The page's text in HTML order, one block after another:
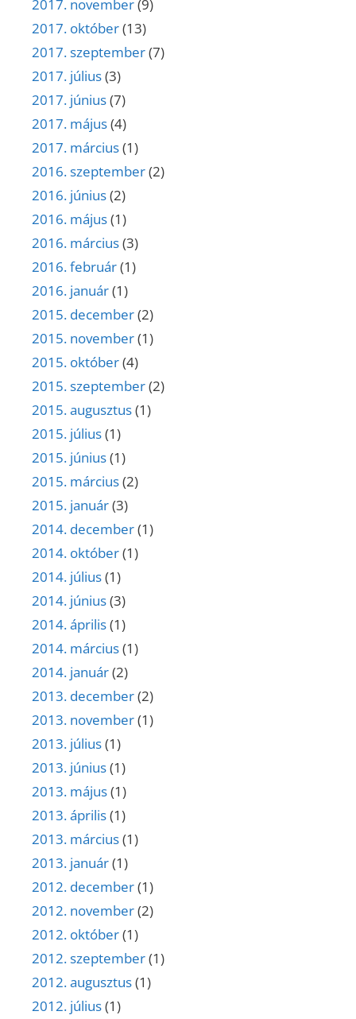
2017. november(9)
2017. október(13)
2017. szeptember(7)
2017. július(3)
2017. június(7)
2017. május(4)
2017. március(1)
2016. szeptember(2)
2016. június(2)
2016. május(1)
2016. március(3)
2016. február(1)
2016. január(1)
2015. december(2)
2015. november(1)
2015. október(4)
2015. szeptember(2)
2015. augusztus(1)
2015. július(1)
2015. június(1)
2015. március(2)
2015. január(3)
2014. december(1)
2014. október(1)
2014. július(1)
2014. június(3)
2014. április(1)
2014. március(1)
2014. január(2)
2013. december(2)
2013. november(1)
2013. július(1)
2013. június(1)
2013. május(1)
2013. április(1)
2013. március(1)
2013. január(1)
2012. december(1)
2012. november(2)
2012. október(1)
2012. szeptember(1)
2012. augusztus(1)
2012. július(1)